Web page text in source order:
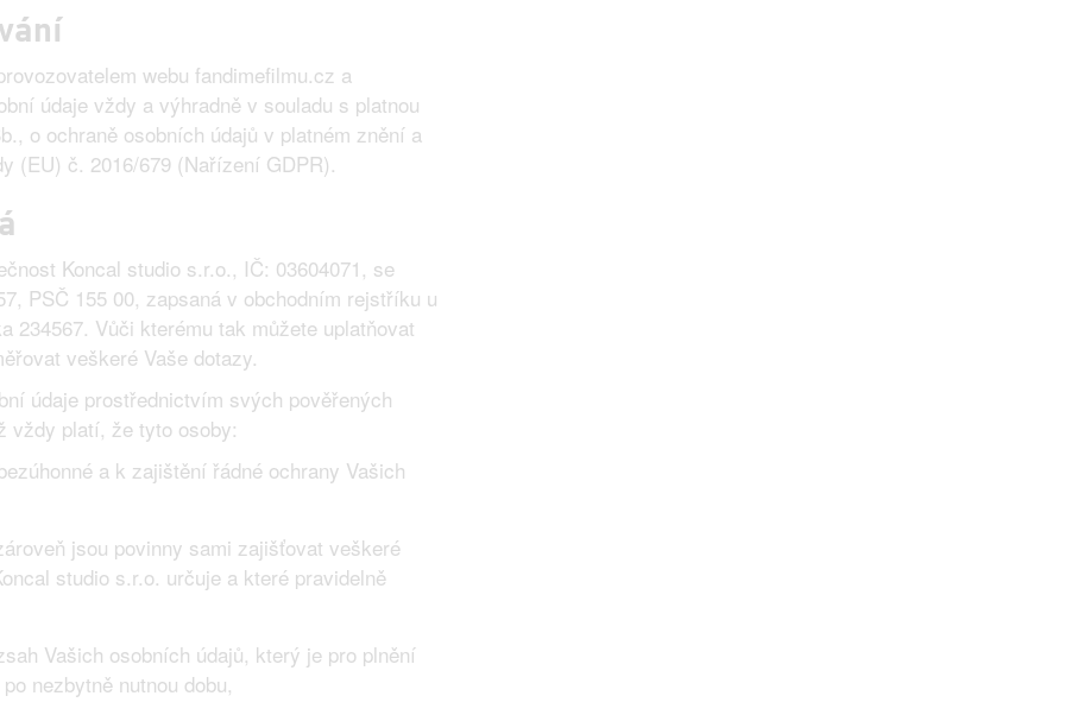
webu fandimefilmu.cz a
údaje vždy a výhradně v souladu s platnou
o ochraně osobních údajů v platném znění a
(EU) č. 2016/679 (Nařízení GDPR).
Koncal studio s.r.o., IČ: 03604071, se
PSČ 155 00, zapsaná v obchodním rejstříku u
234567. Vůči kterému tak můžete uplatňovat
veškeré Vaše dotazy.
údaje prostřednictvím svých pověřených
vždy platí, že tyto osoby:
a k zajištění řádné ochrany Vašich
jsou povinny sami zajišťovat veškeré
studio s.r.o. určuje a které pravidelně
Vašich osobních údajů, který je pro plnění
nezbytně nutnou dobu,